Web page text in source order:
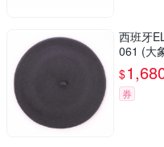
西班牙
061 (大
$
券